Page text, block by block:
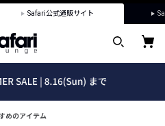
Safari公式通販サイト
めのアイテム